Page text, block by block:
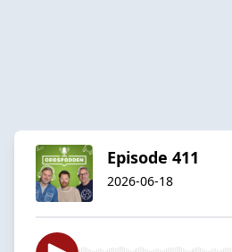
Episode 411
2026-06-18